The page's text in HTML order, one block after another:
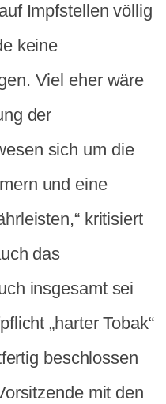
Impfstellen völlig
keine
Viel eher wäre
der
sich um die
und eine
kritisiert
das
insgesamt sei
„harter Tobak“
beschlossen
mit den